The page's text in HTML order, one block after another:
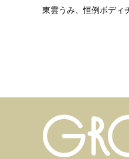
東雲うみ、恒例ボディ